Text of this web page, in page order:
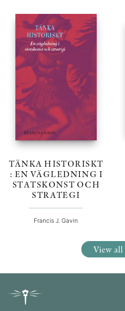
TÄNKA HISTORISKT
: EN VÄGLEDNING I
STATSKONST OCH
STRATEGI
Francis J. Gavin
View all